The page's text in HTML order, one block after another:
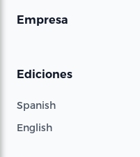
Empresa
Ediciones
Spanish
English